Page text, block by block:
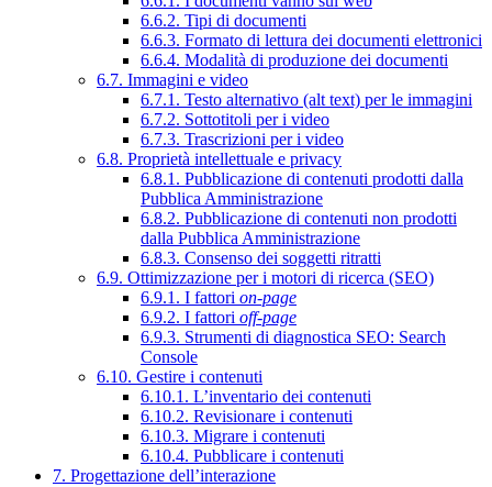
6.6.2. Tipi di documenti
6.6.3. Formato di lettura dei documenti elettronici
6.6.4. Modalità di produzione dei documenti
6.7. Immagini e video
6.7.1. Testo alternativo (alt text) per le immagini
6.7.2. Sottotitoli per i video
6.7.3. Trascrizioni per i video
6.8. Proprietà intellettuale e privacy
6.8.1. Pubblicazione di contenuti prodotti dalla
Pubblica Amministrazione
6.8.2. Pubblicazione di contenuti non prodotti
dalla Pubblica Amministrazione
6.8.3. Consenso dei soggetti ritratti
6.9. Ottimizzazione per i motori di ricerca (SEO)
6.9.1. I fattori on-page
6.9.2. I fattori off-page
6.9.3. Strumenti di diagnostica SEO: Search
Console
6.10. Gestire i contenuti
6.10.1. L’inventario dei contenuti
6.10.2. Revisionare i contenuti
6.10.3. Migrare i contenuti
6.10.4. Pubblicare i contenuti
7. Progettazione dell’interazione